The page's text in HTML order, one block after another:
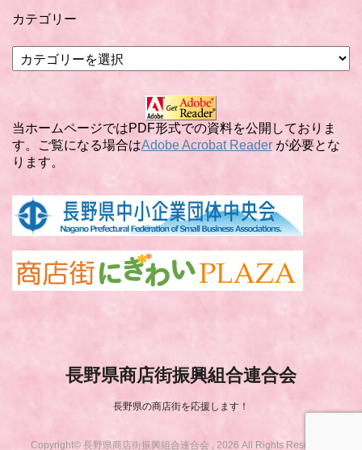
カテゴリー
テ
ー
当ホームページではPDF形式での資料を公開しておりま
す。ご覧になる場合はAdobe Acrobat Reader が必要とな
ります。
長野県商店街振興組合連合会
長野県の商店街を応援します！
Copyright© 長野県商店街振興組合連合会 , 2026 All Rights Reserved.